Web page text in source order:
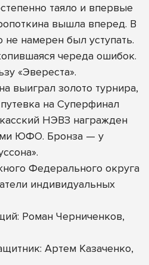
таяло и впервые
вышла вперед. В
не намерен был уступать.
череда ошибок.
«Эвереста».
выиграл золото турнира,
на Суперфинал
НЭВЗ награжден
ЮФО. Бронза — у
Федерального округа
индивидуальных
Роман Черниченков,
Артем Казаченко,